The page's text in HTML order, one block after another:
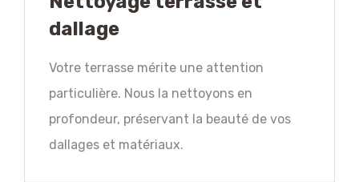
dallage
Votre terrasse mérite une attention
particulière. Nous la nettoyons en
profondeur, préservant la beauté de vos
dallages et matériaux.